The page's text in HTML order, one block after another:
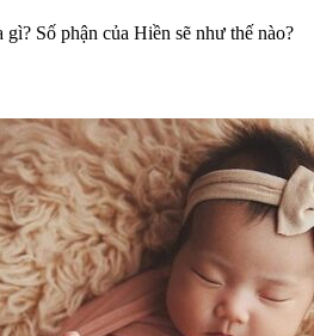
Số phận của Hiền sẽ như thế nào?